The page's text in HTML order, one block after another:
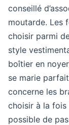
conseillé
moutarde. Les
choisir parmi
style
boîtier en
se marie
concerne les
choisir à la fois
possible de